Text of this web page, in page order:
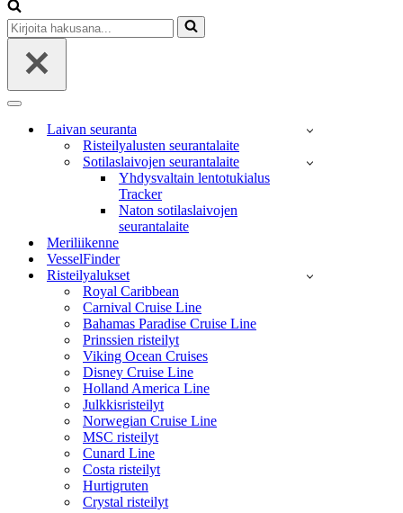
Kirjoita
hakusana...
Valikko
Laivan seuranta
Risteilyalusten seurantalaite
Sotilaslaivojen seurantalaite
Yhdysvaltain lentotukialus
Tracker
Naton sotilaslaivojen
seurantalaite
Meriliikenne
VesselFinder
Risteilyalukset
Royal Caribbean
Carnival Cruise Line
Bahamas Paradise Cruise Line
Prinssien risteilyt
Viking Ocean Cruises
Disney Cruise Line
Holland America Line
Julkkisristeilyt
Norwegian Cruise Line
MSC risteilyt
Cunard Line
Costa risteilyt
Hurtigruten
Crystal risteilyt